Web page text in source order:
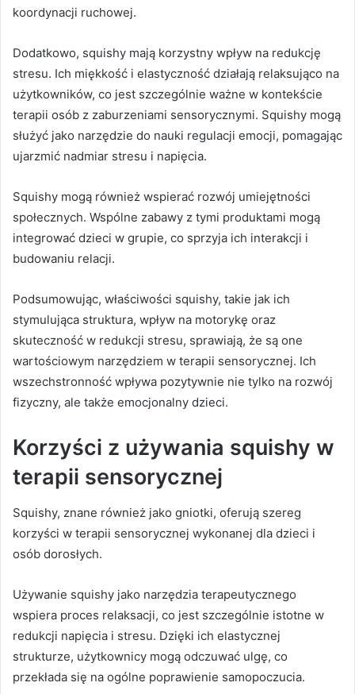
koordynacji ruchowej.
Dodatkowo, squishy mają korzystny wpływ na redukcję
stresu. Ich miękkość i elastyczność działają relaksująco na
użytkowników, co jest szczególnie ważne w kontekście
terapii osób z zaburzeniami sensorycznymi. Squishy mogą
służyć jako narzędzie do nauki regulacji emocji, pomagając
ujarzmić nadmiar stresu i napięcia.
Squishy mogą również wspierać rozwój umiejętności
społecznych. Wspólne zabawy z tymi produktami mogą
integrować dzieci w grupie, co sprzyja ich interakcji i
budowaniu relacji.
Podsumowując, właściwości squishy, takie jak ich
stymulująca struktura, wpływ na motorykę oraz
skuteczność w redukcji stresu, sprawiają, że są one
wartościowym narzędziem w terapii sensorycznej. Ich
wszechstronność wpływa pozytywnie nie tylko na rozwój
fizyczny, ale także emocjonalny dzieci.
Korzyści z używania squishy w
terapii sensorycznej
Squishy, znane również jako gniotki, oferują szereg
korzyści w terapii sensorycznej wykonanej dla dzieci i
osób dorosłych.
Używanie squishy jako narzędzia terapeutycznego
wspiera proces relaksacji, co jest szczególnie istotne w
redukcji napięcia i stresu. Dzięki ich elastycznej
strukturze, użytkownicy mogą odczuwać ulgę, co
przekłada się na ogólne poprawienie samopoczucia.